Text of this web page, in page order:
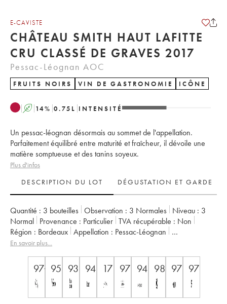
E-CAVISTE
CHÂTEAU SMITH HAUT LAFITTE
CRU CLASSÉ DE GRAVES 2017
Pessac-Léognan AOC
FRUITS NOIRS VIN DE GASTRONOMIE ICÔNE
A 14% 0.75 L INTENSITÉ
Un pessac-léognan désormais au sommet de l'appellation.
Parfaitement équilibré entre maturité et fraîcheur, il dévoile une
matière somptueuse et des tanins soyeux.
Plus d'infos
DESCRIPTION DU LOT
DÉGUSTATION ET GARDE
Quantité : 3 bouteilles Observation : 3 Normales Niveau : 3
Normal
Provenance : particulier TVA récupérable :
non
Région :
Bordeaux Appellation : Pessac-Léognan
Classement :
En savoir plus...
97+ 95 93 94 17 97 94 98 97 97